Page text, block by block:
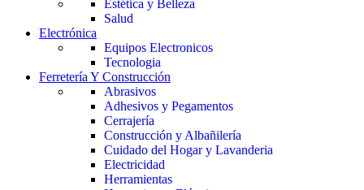
Estética y Belleza
Salud
Electrónica
Equipos Electronicos
Tecnologia
Ferretería Y Construcción
Abrasivos
Adhesivos y Pegamentos
Cerrajería
Construcción y Albañilería
Cuidado del Hogar y Lavanderia
Electricidad
Herramientas